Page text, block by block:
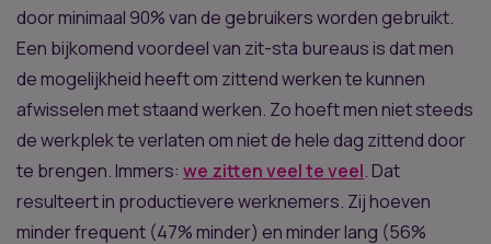
door minimaal 90% van de gebruikers worden gebruikt.
Een bijkomend voordeel van zit-sta bureaus is dat men
de mogelijkheid heeft om zittend werken te kunnen
afwisselen met staand werken. Zo hoeft men niet steeds
de werkplek te verlaten om niet de hele dag zittend door
te brengen. Immers: we zitten veel te veel. Dat
resulteert in productievere werknemers. Zij hoeven
minder frequent (47% minder) en minder lang (56%